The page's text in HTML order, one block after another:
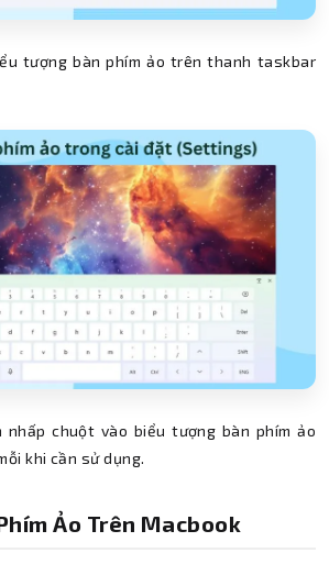
tượng bàn phím ảo trên thanh taskbar
nhấp chuột vào biểu tượng bàn phím ảo
khi cần sử dụng.
Ảo Trên Macbook